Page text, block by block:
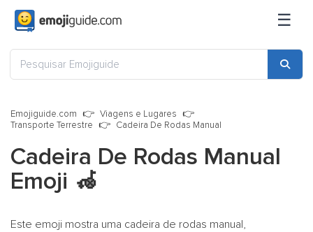
☰
Emojiguide.com
Viagens e Lugares
Transporte Terrestre
Cadeira De Rodas Manual
Cadeira De Rodas Manual
Emoji 🦽
Este emoji mostra uma cadeira de rodas manual,